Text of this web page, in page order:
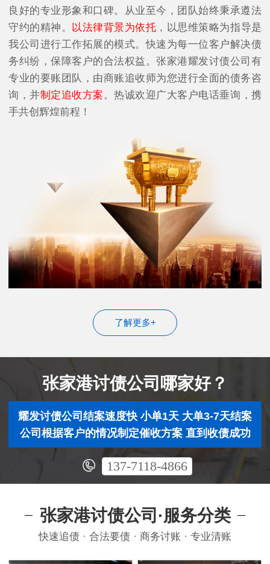
良好的专业形象和口碑。从业至今，团队始终秉承遵法
守约的精神。
以法律背景为依托 ，以思维策略为指导是
我公司进行工作拓展的模式。快速为每一位客户解决债
务纠纷，保障客户的合法权益。张家港耀发讨债公司有
专业的要账团队，由商账追收师为您进行全面的债务咨
询，并制定追收方案 。热诚欢迎广大客户电话垂询，携
手共创辉煌前程！
了解更多+
张家港讨债公司哪家好？
耀发讨债公司结案速度快 小单1天 大单3-7天结案
公司根据客户的情况制定催收方案 直到收债成功
137-7118-4866
张家港讨债公司·服务分类
快速追债 · 合法要债 · 商务讨账 · 专业清账